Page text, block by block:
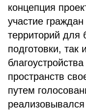
концепция
участие
территорий для
подготовки, так
пространств
путем